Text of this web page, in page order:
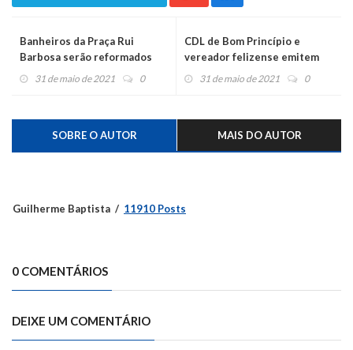
Banheiros da Praça Rui
Barbosa serão reformados
31 de maio de 2021 0
CDL de Bom Princípio e
vereador felizense emitem
notas de repúdio contra a
31 de maio de 2021 0
SOBRE O AUTOR MAIS DO AUTOR
Guilherme Baptista 11910 Posts
0 COMENTÁRIOS
DEIXE UM COMENTÁRIO